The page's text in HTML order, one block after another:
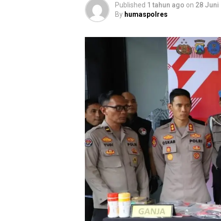
Published 1 tahun ago on 28 Juni
By humaspolres